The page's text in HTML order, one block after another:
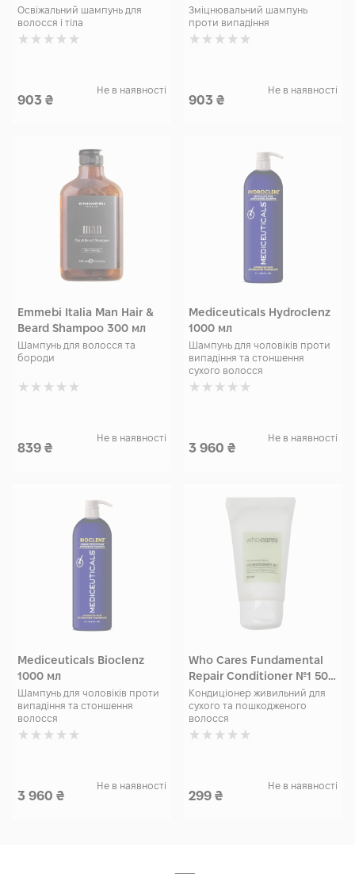
мл
Освіжальний шампунь для
волосся і тіла
903 ₴
Не в наявності
Зміцнювальний шампунь
проти випадіння
903 ₴
Не в наявності
Emmebi Italia Man Hair &
Beard Shampoo 300 мл
Шампунь для волосся та
бороди
839 ₴
Не в наявності
Mediceuticals Hydroclenz
1000 мл
Шампунь для чоловіків проти
випадіння та стоншення
сухого волосся
3 960 ₴
Не в наявності
Mediceuticals Bioclenz
1000 мл
Шампунь для чоловіків проти
випадіння та стоншення
волосся
3 960 ₴
Не в наявності
Who Cares Fundamental
Repair Conditioner №1 50
мл
Кондиціонер живильний для
сухого та пошкодженого
волосся
299 ₴
Не в наявності